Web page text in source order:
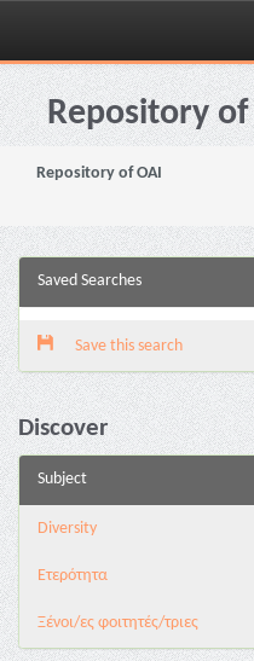
Skip
navigationRepository
Repository of OAI
Saved Searches
Save this search
Discover
Subject
Diversity
Ετερότητα
Ξένοι/ες φοιτητές/τριες